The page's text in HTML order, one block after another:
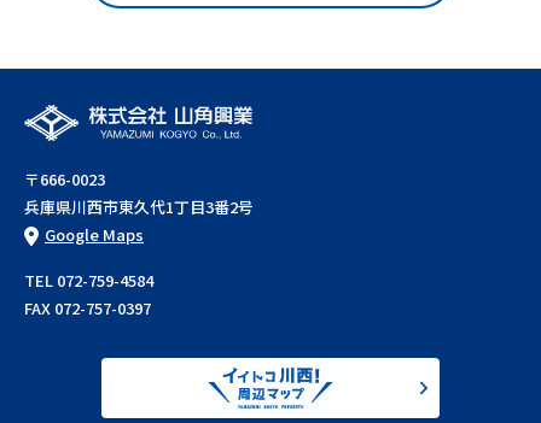
〒666-0023
兵庫県川西市東久代1丁目3番2号
Google Maps
TEL 072-759-4584
FAX 072-757-0397